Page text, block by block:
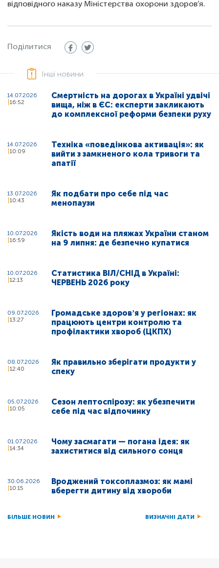
відповідного наказу Міністерства охорони здоров’я.
Поділитися
Інші новини
14.07.2026
16:52
Смертність на дорогах в Україні удвічі
вища, ніж в ЄС: експерти закликають
до комплексної реформи безпеки руху
14.07.2026
10:09
Техніка «поведінкова активація»: як
вийти з замкненого кола тривоги та
апатії
13.07.2026
10:43
Як подбати про себе під час
менопаузи
10.07.2026
16:59
Якість води на пляжах України станом
на 9 липня: де безпечно купатися
10.07.2026
12:13
Статистика ВІЛ/СНІД в Україні:
ЧЕРВЕНЬ 2026 року
09.07.2026
13:27
Громадське здоровʼя у регіонах: як
працюють центри контролю та
профілактики хвороб (ЦКПХ)
08.07.2026
12:40
Як правильно зберігати продукти у
спеку
05.07.2026
10:05
Сезон лептоспірозу: як убезпечити
себе під час відпочинку
01.07.2026
14:34
Чому засмагати — погана ідея: як
захиститися від сильного сонця
30.06.2026
10:15
Вроджений токсоплазмоз: як мамі
вберегти дитину від хвороби
БІЛЬШЕ НОВИН ВИЗНАЧНІ ДАТИ